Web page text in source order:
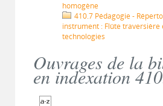
homogène
410.7 Pédagogie -
instrument : Flûte traversière
technologies
Ouvrages de la
en indexation